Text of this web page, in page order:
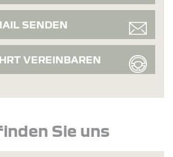
SENDEN
VEREINBAREN
Sie uns